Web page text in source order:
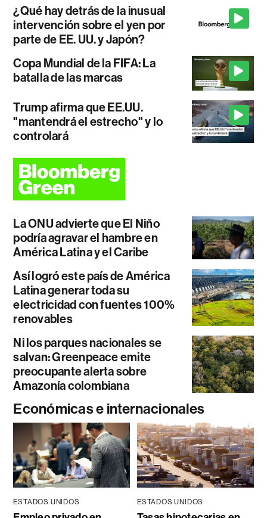
¿Qué hay detrás de la inusual
intervención sobre el yen por
parte de EE. UU. y Japón?
Copa Mundial de la FIFA: La
batalla de las marcas
Trump afirma que EE.UU.
"mantendrá el estrecho" y lo
controlará
La ONU advierte que El Niño
podría agravar el hambre en
América Latina y el Caribe
Así logró este país de América
Latina generar toda su
electricidad con fuentes 100%
renovables
Ni los parques nacionales se
salvan: Greenpeace emite
preocupante alerta sobre
Amazonía colombiana
Económicas e internacionales
ESTADOS UNIDOS ESTADOS UNIDOS